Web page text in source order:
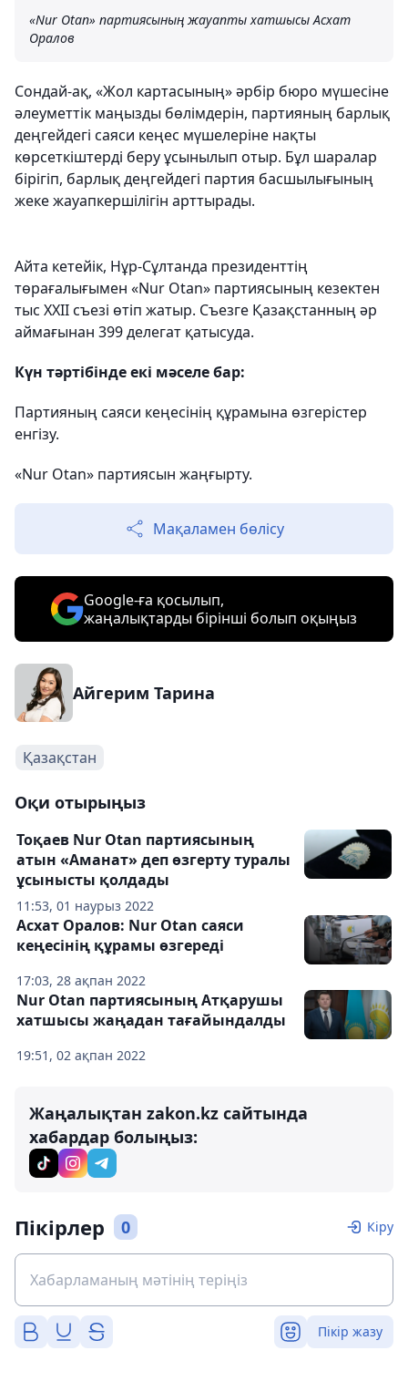
«Nur Otan» партиясының жауапты хатшысы Асхат
Оралов
Сондай-ақ, «Жол картасының» әрбір бюро мүшесіне
әлеуметтік маңызды бөлімдерін, партияның барлық
деңгейдегі саяси кеңес мүшелеріне нақты
көрсеткіштерді беру ұсынылып отыр. Бұл шаралар
бірігіп, барлық деңгейдегі партия басшылығының
жеке жауапкершілігін арттырады.
Айта кетейік, Нұр-Сұлтанда президенттің
төрағалығымен «Nur Otan» партиясының кезектен
тыс XXII съезі өтіп жатыр. Съезге Қазақстанның әр
аймағынан 399 делегат қатысуда.
Күн тәртібінде екі мәселе бар:
Партияның саяси кеңесінің құрамына өзгерістер
енгізу.
«Nur Otan» партиясын жаңғырту.
Мақаламен бөлісу
Google-ға қосылып,
жаңалықтарды бірінші болып оқыңыз
Айгерим Тарина
Қазақстан
Оқи отырыңыз
11:53, 01 наурыз 2022
Тоқаев Nur Otan партиясының
атын «Аманат» деп өзгерту туралы
ұсынысты қолдады
17:03, 28 ақпан 2022
Асхат Оралов: Nur Otan саяси
кеңесінің құрамы өзгереді
19:51, 02 ақпан 2022
Nur Otan партиясының Атқарушы
хатшысы жаңадан тағайындалды
Жаңалықтан zakon.kz сайтында
хабардар болыңыз:
Пікірлер 0 Кіру
Пікір жазу